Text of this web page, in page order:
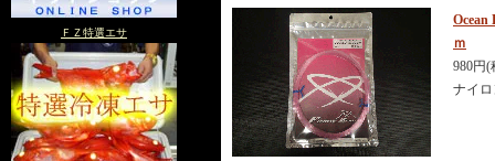
ＦＺ特選エサ
ｍ
980円(
ナイ